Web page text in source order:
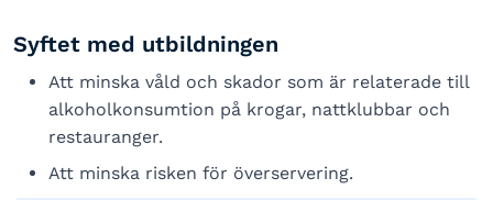
Syftet med utbildningen
Att minska våld och skador som är relaterade till
alkoholkonsumtion på krogar, nattklubbar och
restauranger.
Att minska risken för överservering.